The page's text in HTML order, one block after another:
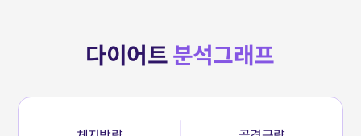
다이어트 분석그래프